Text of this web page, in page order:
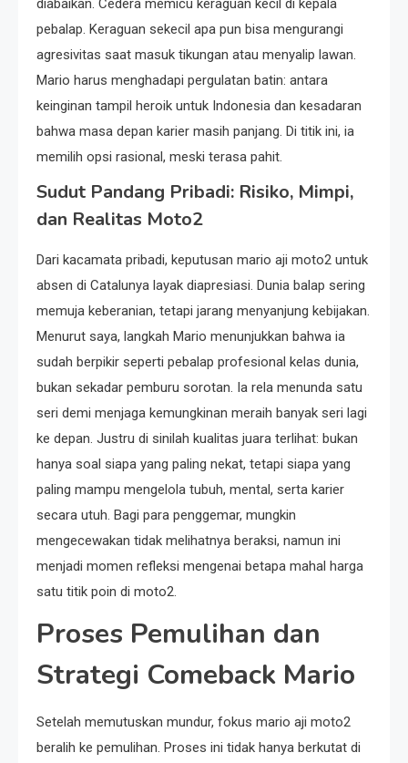
pebalap. Keraguan sekecil apa pun bisa mengurangi
agresivitas saat masuk tikungan atau menyalip lawan.
Mario harus menghadapi pergulatan batin: antara
keinginan tampil heroik untuk Indonesia dan kesadaran
bahwa masa depan karier masih panjang. Di titik ini, ia
memilih opsi rasional, meski terasa pahit.
Sudut Pandang Pribadi: Risiko, Mimpi,
dan Realitas Moto2
Dari kacamata pribadi, keputusan mario aji moto2 untuk
absen di Catalunya layak diapresiasi. Dunia balap sering
memuja keberanian, tetapi jarang menyanjung kebijakan.
Menurut saya, langkah Mario menunjukkan bahwa ia
sudah berpikir seperti pebalap profesional kelas dunia,
bukan sekadar pemburu sorotan. Ia rela menunda satu
seri demi menjaga kemungkinan meraih banyak seri lagi
ke depan. Justru di sinilah kualitas juara terlihat: bukan
hanya soal siapa yang paling nekat, tetapi siapa yang
paling mampu mengelola tubuh, mental, serta karier
secara utuh. Bagi para penggemar, mungkin
mengecewakan tidak melihatnya beraksi, namun ini
menjadi momen refleksi mengenai betapa mahal harga
satu titik poin di moto2.
Proses Pemulihan dan
Strategi Comeback Mario
Setelah memutuskan mundur, fokus mario aji moto2
beralih ke pemulihan. Proses ini tidak hanya berkutat di